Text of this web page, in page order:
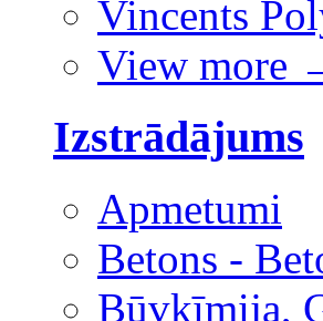
Vincents
View more
Izstrādājums
Apmetumi
Betons -
Būvķīmija,